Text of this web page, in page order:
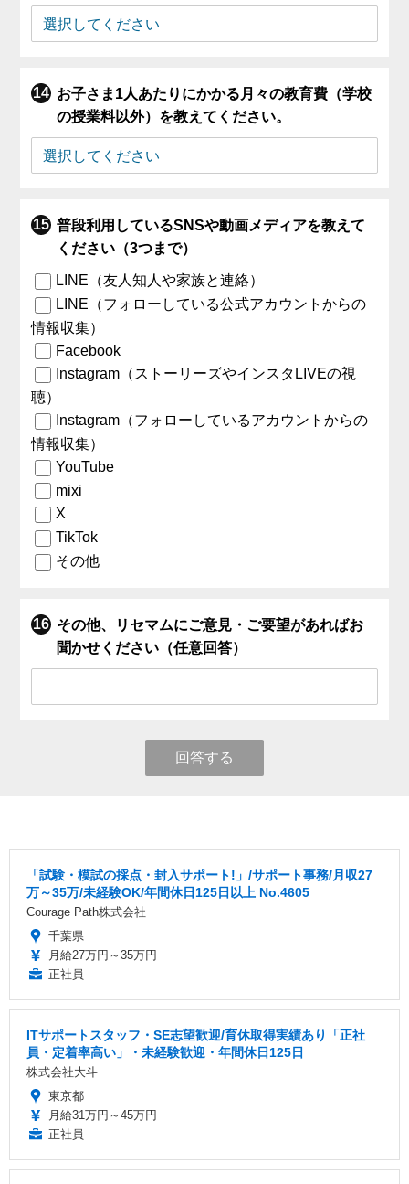
お子さま1人あたりにかかる月々の教育費（学校
の授業料以外）を教えてください。
普段利用しているSNSや動画メディアを教えて
ください（3つまで）
LINE（友人知人や家族と連絡）
LINE（フォローしている公式アカウントからの
情報収集）
Facebook
Instagram（ストーリーズやインスタLIVEの視
聴）
Instagram（フォローしているアカウントからの
情報収集）
YouTube
mixi
X
TikTok
その他
その他、リセマムにご意見・ご要望があればお
聞かせください（任意回答）
回答する
「試験・模試の採点・封入サポート!」/サポート事務/月収27
万～35万/未経験OK/年間休日125日以上 No.4605
Courage Path株式会社
千葉県
月給27万円～35万円
正社員
ITサポートスタッフ・SE志望歓迎/育休取得実績あり「正社
員・定着率高い」・未経験歓迎・年間休日125日
株式会社大斗
東京都
月給31万円～45万円
正社員